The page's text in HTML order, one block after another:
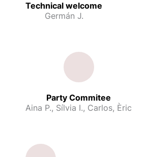
Technical welcome
Germán J.
Party Commitee
Aina P., Sílvia I., Carlos, Èric